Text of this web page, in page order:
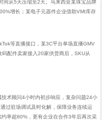
间从5天压缩至2天。马来西亚某珠宝品牌
增长；某电子元器件企业借助VMI库存
等直播接口，某3C平台单场直播GMV
码配件卖家接入20家供货商后， SKU从
技术顾问4小时内初步响应，复杂问题24小
过驻场调试及时化解，保障业务连续运
约率超80%，更有企业在合作3年后再次采